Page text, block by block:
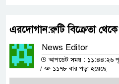
এরদোগান:রুটি বিক্রেতা থেকে
News Editor
আপডেট সময় : ১১:৪৪:২৬
/
১১৭৮ বার পড়া হয়েছে